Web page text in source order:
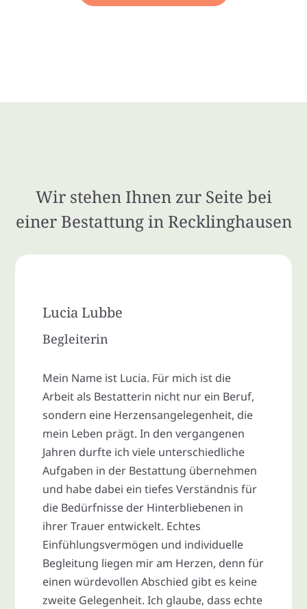
Wir stehen Ihnen zur Seite bei
einer Bestattung in Recklinghausen
Lucia Lubbe
Begleiterin
Mein Name ist Lucia. Für mich ist die
Arbeit als Bestatterin nicht nur ein Beruf,
sondern eine Herzensangelegenheit, die
mein Leben prägt. In den vergangenen
Jahren durfte ich viele unterschiedliche
Aufgaben in der Bestattung übernehmen
und habe dabei ein tiefes Verständnis für
die Bedürfnisse der Hinterbliebenen in
ihrer Trauer entwickelt. Echtes
Einfühlungsvermögen und individuelle
Begleitung liegen mir am Herzen, denn für
einen würdevollen Abschied gibt es keine
zweite Gelegenheit. Ich glaube, dass echte